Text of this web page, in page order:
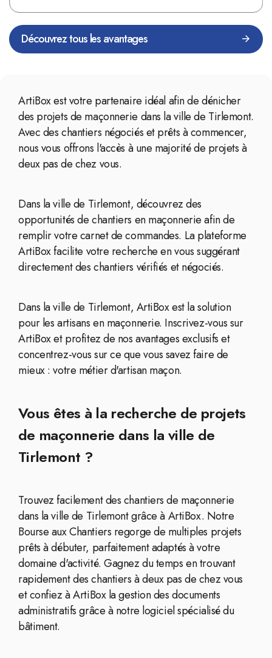
Découvrez tous les avantages
ArtiBox est votre partenaire idéal afin de dénicher
des projets de maçonnerie dans la ville de Tirlemont.
Avec des chantiers négociés et prêts à commencer,
nous vous offrons l'accès à une majorité de projets à
deux pas de chez vous.
Dans la ville de Tirlemont, découvrez des
opportunités de chantiers en maçonnerie afin de
remplir votre carnet de commandes. La plateforme
ArtiBox facilite votre recherche en vous suggérant
directement des chantiers vérifiés et négociés.
Dans la ville de Tirlemont, ArtiBox est la solution
pour les artisans en maçonnerie. Inscrivez-vous sur
ArtiBox et profitez de nos avantages exclusifs et
concentrez-vous sur ce que vous savez faire de
mieux : votre métier d'artisan maçon.
Vous êtes à la recherche de projets
de maçonnerie dans la ville de
Tirlemont ?
Trouvez facilement des chantiers de maçonnerie
dans la ville de Tirlemont grâce à ArtiBox. Notre
Bourse aux Chantiers regorge de multiples projets
prêts à débuter, parfaitement adaptés à votre
domaine d'activité. Gagnez du temps en trouvant
rapidement des chantiers à deux pas de chez vous
et confiez à ArtiBox la gestion des documents
administratifs grâce à notre logiciel spécialisé du
bâtiment.